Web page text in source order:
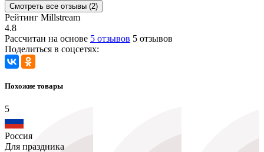
Смотреть все отзывы (2)
Рейтинг Millstream
4.8
Рассчитан на основе 5 отзывов 5 отзывов
Поделиться в соцсетях:
Похожие товары
5
Россия
Для праздника